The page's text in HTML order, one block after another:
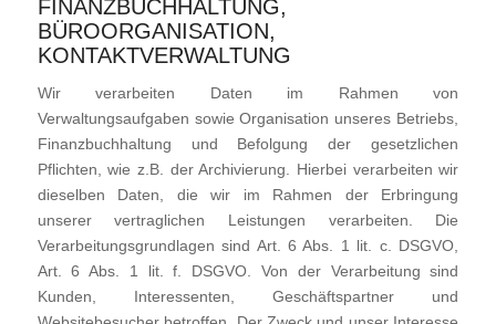
FINANZBUCHHALTUNG,
BÜROORGANISATION,
KONTAKTVERWALTUNG
Wir verarbeiten Daten im Rahmen von
Verwaltungsaufgaben sowie Organisation unseres Betriebs,
Finanzbuchhaltung und Befolgung der gesetzlichen
Pflichten, wie z.B. der Archivierung. Hierbei verarbeiten wir
dieselben Daten, die wir im Rahmen der Erbringung
unserer vertraglichen Leistungen verarbeiten. Die
Verarbeitungsgrundlagen sind Art. 6 Abs. 1 lit. c. DSGVO,
Art. 6 Abs. 1 lit. f. DSGVO. Von der Verarbeitung sind
Kunden, Interessenten, Geschäftspartner und